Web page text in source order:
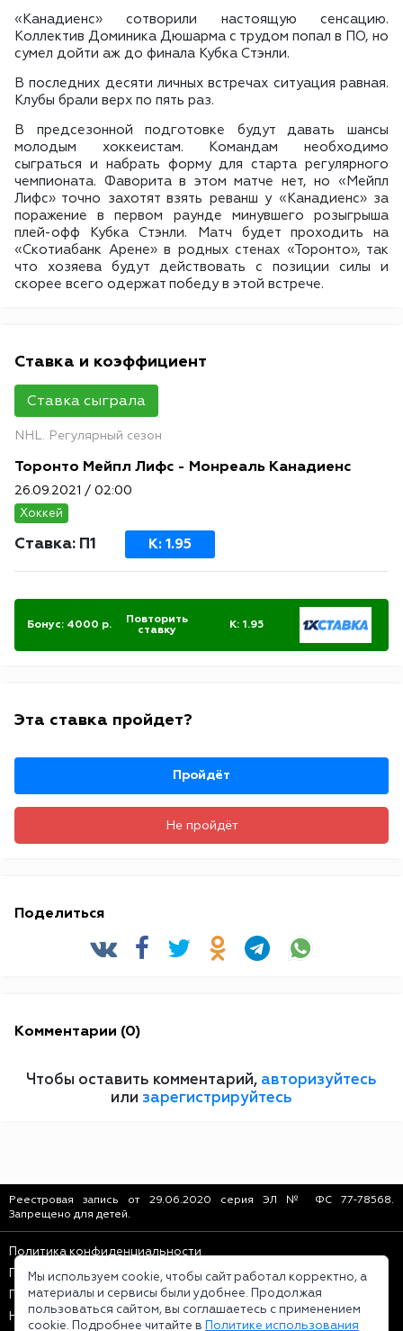
«Канадиенс» сотворили настоящую сенсацию.
Коллектив Доминика Дюшарма с трудом попал в ПО, но
сумел дойти аж до финала Кубка Стэнли.
В последних десяти личных встречах ситуация равная.
Клубы брали верх по пять раз.
В предсезонной подготовке будут давать шансы
молодым хоккеистам. Командам необходимо
сыграться и набрать форму для старта регулярного
чемпионата. Фаворита в этом матче нет, но «Мейпл
Лифс» точно захотят взять реванш у «Канадиенс» за
поражение в первом раунде минувшего розыгрыша
плей-офф Кубка Стэнли. Матч будет проходить на
«Скотиабанк Арене» в родных стенах «Торонто», так
что хозяева будут действовать с позиции силы и
скорее всего одержат победу в этой встрече.
Ставка и коэффициент
Ставка сыграла
NHL. Регулярный сезон
Торонто Мейпл Лифс - Монреаль Канадиенс
26.09.2021 / 02:00
Хоккей
Ставка: П1 К: 1.95
Бонус: 4000 р.
Повторить
ставку
К: 1.95
Эта ставка пройдет?
Пройдёт
Не пройдёт
Поделиться
Комментарии (0)
Чтобы оставить комментарий, авторизуйтесь
или зарегистрируйтесь
Реестровая запись от 29.06.2020 серия ЭЛ № ФС 77-78568.
Запрещено для детей.
Политика конфиденциальности
Пользовательское соглашение
Политика использования cookie
Наши правила
Мы используем cookie, чтобы сайт работал корректно, а
материалы и сервисы были удобнее. Продолжая
пользоваться сайтом, вы соглашаетесь с применением
cookie. Подробнее читайте в Политике использования